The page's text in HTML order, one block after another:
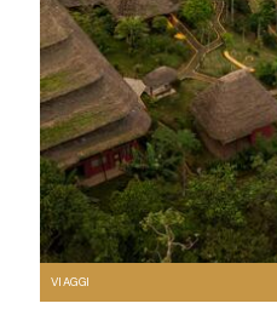
VIAGGI